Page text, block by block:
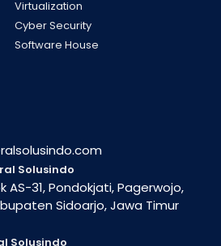
Virtualization
Cyber Security
Software House
Solusindo
AS-31, Pondokjati, Pagerwojo,
Sidoarjo, Jawa Timur
Solusindo